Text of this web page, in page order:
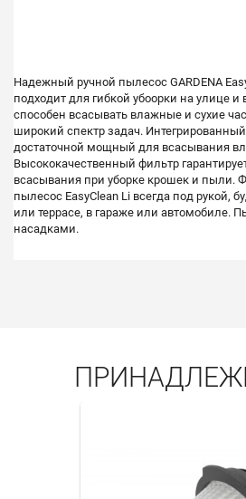
Надежный ручной пылесос GARDENA
подходит для гибкой убоорки на улице
способен всасывать влажные и сухие
широкий спектр задач.
достаточной мощный для всасывания
Высококачественный фильтр
всасывания при уборке крошек и пыли.
пылесос EasyClean Li всегда под рукой,
или террасе, в гараже или автомобиле.
насадками.